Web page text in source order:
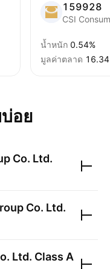
159928
CSI
น้ำหนัก 0.54%
มูลค่าตลาด
อย
Co. Ltd.
Co. Ltd.
Ltd. Class A